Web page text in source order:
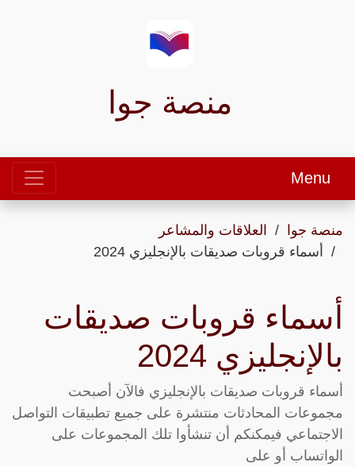
منصة جوا
Menu
منصة جوا
العلاقات والمشاعر
أسماء قروبات صديقات بالإنجليزي 2024
أسماء قروبات صديقات
بالإنجليزي 2024
أسماء قروبات صديقات بالإنجليزي فالآن أصبحت
مجموعات المحادثات منتشرة على جميع تطبيقات التواصل
الاجتماعي فيمكنكم أن تنشأوا تلك المجموعات على
الواتساب أو على